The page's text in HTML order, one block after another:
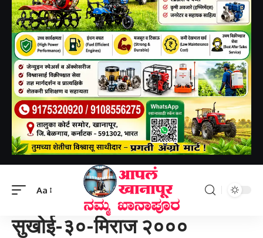
Aa
>सुखोई-३०-मिराज २००० दुर्घटनाग्रस्त; बेळगावच्या पायलटचा मृत्यू
सुखोई-३०-मिराज २०००